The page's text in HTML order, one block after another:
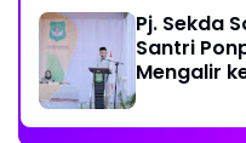
Pj. Sekda
Santri
Mengalir